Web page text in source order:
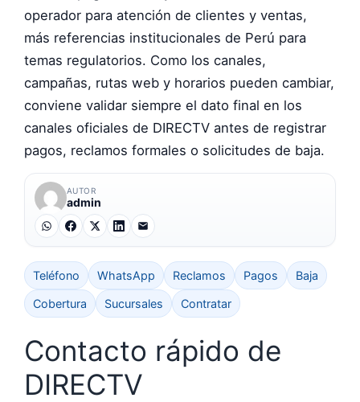
operador para atención de clientes y ventas,
más referencias institucionales de Perú para
temas regulatorios. Como los canales,
campañas, rutas web y horarios pueden cambiar,
conviene validar siempre el dato final en los
canales oficiales de DIRECTV antes de registrar
pagos, reclamos formales o solicitudes de baja.
AUTOR
admin
Teléfono WhatsApp Reclamos Pagos Baja
Cobertura Sucursales Contratar
Contacto rápido de
DIRECTV